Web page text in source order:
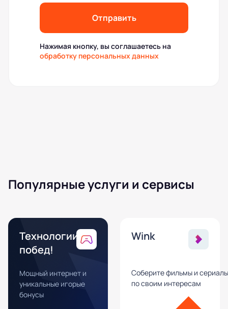
Отправить
Нажимая кнопку, вы соглашаетесь на
обработку персональных данных
Популярные услуги и сервисы
Технологии
побед!
Мощный интернет и
уникальные игорые
бонусы
Wink
Соберите фильмы и сериалы
по своим интересам